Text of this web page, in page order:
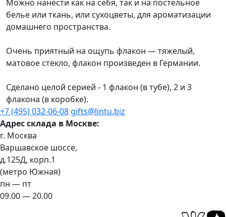
Можно нанести как на себя, так и на постельное
белье или ткань, или сухоцветы, для ароматизации
домашнего пространства.
Очень приятный на ощупь флакон — тяжелый,
матовое стекло, флакон произведен в Германии.
Сделано целой серией - 1 флакон (в тубе), 2 и 3
флакона (в коробке).
+7 (495) 032-06-08 gifts@lintu.biz
Адрес склада в Москве:
г. Москва
Варшавское шоссе,
д.125Д, корп.1
(метро Южная)
пн — пт
09.00 — 20.00